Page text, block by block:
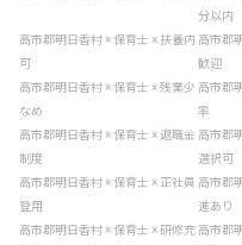
分以内
高市郡明日香村 × 保育士 × 扶養内
可
高市郡
歓迎
高市郡明日香村 × 保育士 × 残業少
なめ
高市郡
率
高市郡明日香村 × 保育士 × 退職金
制度
高市郡
選択可
高市郡明日香村 × 保育士 × 正社員
登用
高市郡
進あり
高市郡明日香村 × 保育士 × 研修充 高市郡